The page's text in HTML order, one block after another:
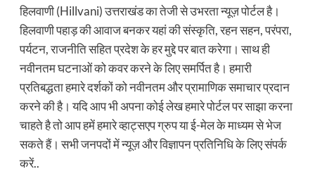
हिलवाणी (Hillvani) उत्तराखंड का तेजी से उभरता न्यूज़ पोर्टल है।
हिलवाणी पहाड़ की आवाज बनकर यहां की संस्कृति, रहन सहन, परंपरा,
पर्यटन, राजनीति सहित प्रदेश के हर मुद्दे पर बात करेगा। साथ ही
नवीनतम घटनाओं को कवर करने के लिए समर्पित है। हमारी
प्रतिबद्धता हमारे दर्शकों को नवीनतम और प्रामाणिक समाचार प्रदान
करने की है। यदि आप भी अपना कोई लेख हमारे पोर्टल पर साझा करना
चाहते है तो आप हमें हमारे व्हाट्सएप ग्रुप या ई-मेल के माध्यम से भेज
सकते हैं। सभी जनपदों में न्यूज़ और विज्ञापन प्रतिनिधि के लिए संपर्क
करें..